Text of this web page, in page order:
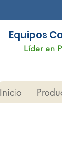
Equipos
Líder en
Inicio